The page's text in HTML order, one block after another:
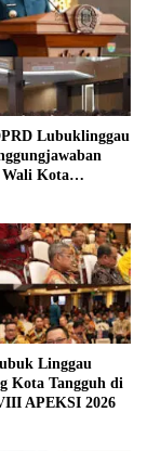
Lubuklinggau
Wali Kota
Linggau
Kota Tangguh di
APEKSI 2026